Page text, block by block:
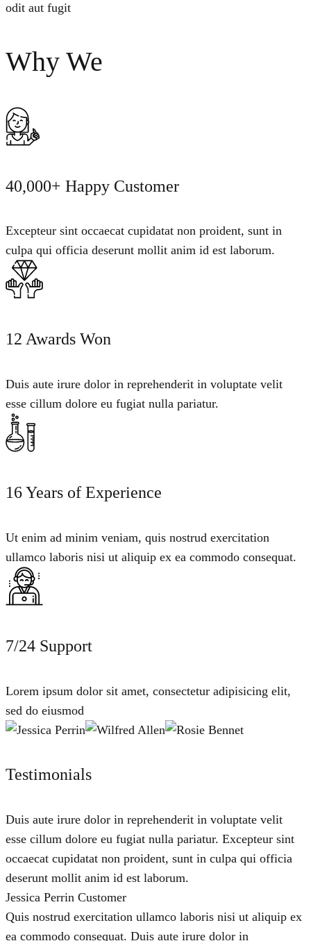
odit aut fugit
Why We
40,000+ Happy Customer
Excepteur sint occaecat cupidatat non proident, sunt in
culpa qui officia deserunt mollit anim id est laborum.
12 Awards Won
Duis aute irure dolor in reprehenderit in voluptate velit
esse cillum dolore eu fugiat nulla pariatur.
16 Years of Experience
Ut enim ad minim veniam, quis nostrud exercitation
ullamco laboris nisi ut aliquip ex ea commodo consequat.
7/24 Support
Lorem ipsum dolor sit amet, consectetur adipisicing elit,
sed do eiusmod
Testimonials
Duis aute irure dolor in reprehenderit in voluptate velit
esse cillum dolore eu fugiat nulla pariatur. Excepteur sint
occaecat cupidatat non proident, sunt in culpa qui officia
deserunt mollit anim id est laborum.
Jessica Perrin Customer
Quis nostrud exercitation ullamco laboris nisi ut aliquip ex
ea commodo consequat. Duis aute irure dolor in